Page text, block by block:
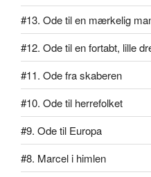
#13. Ode til en mærkelig
#12. Ode til en fortabt, lille
#11. Ode fra skaberen
#10. Ode til herrefolket
#9. Ode til Europa
#8. Marcel i himlen